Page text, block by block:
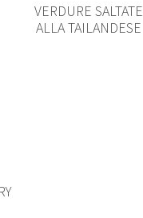
VERDURE SALTATE
ALLA TAILANDESE